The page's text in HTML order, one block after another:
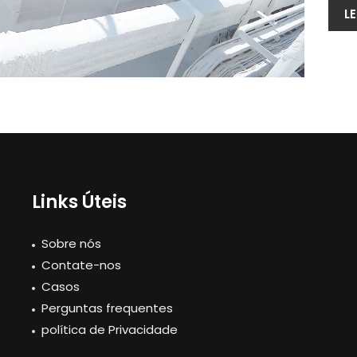
Links Úteis
Sobre nós
Contate-nos
Casos
Perguntas frequentes
política de Privacidade